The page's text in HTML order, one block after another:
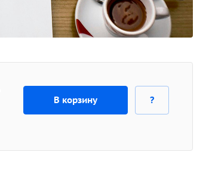
В корзину ?